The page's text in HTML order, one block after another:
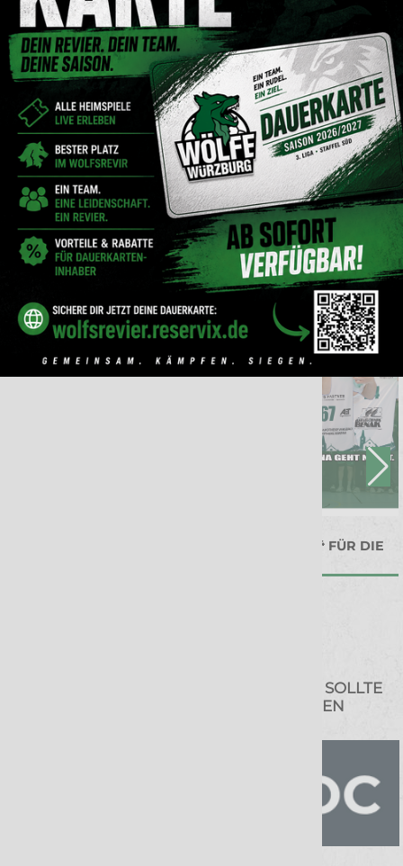
NEWS DER RIMPARER
HANDBALLER
REGIONALLIGA⁴ FÜR DIE
WER ANGST VOR DEM WOLF HAT, DER SOLLTE
BESSER NICHT IN DEN WALD GEHEN